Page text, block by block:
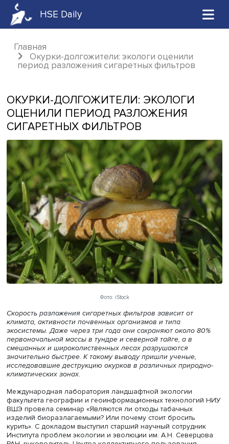
HSE Daily
Главная
Окурки-долгожители: экологи оценили
ОКУРКИ-ДОЛГОЖИТЕЛИ: ЭКОЛОГИ
ОЦЕНИЛИ ПЕРИОД РАЗЛОЖЕНИЯ
СИГАРЕТНЫХ ФИЛЬТРОВ
Фото: iStock
Скорость разложения сигаретных фильтров зависит от
климата, активности почвенных организмов и типа
экосистемы. Даже через три года они сохраняют около
первоначальной массы в тундре и северной тайге, а в
смешанных и широколиственных лесах разрушаются
значительно быстрее. К такому выводу пришли ученые,
исследовавшие деструкцию окурков в различных
климатических зонах.